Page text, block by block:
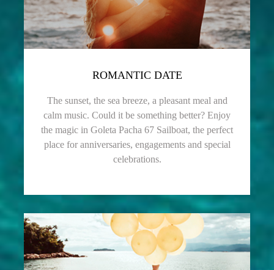
ROMANTIC DATE
The sunset, the sea breeze, a pleasant meal and
calm music. Could it be something better? Enjoy
the magic in Goleta Pacha 67 Sailboat, the perfect
place for anniversaries, engagements and special
celebrations.